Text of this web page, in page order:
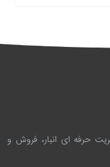
حرفه ای انبار، فروش و